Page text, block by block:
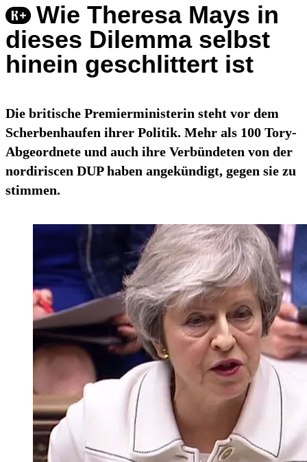
Wie Theresa Mays in
dieses Dilemma selbst
hinein geschlittert ist
Die britische Premierministerin steht vor dem
Scherbenhaufen ihrer Politik. Mehr als 100 Tory-
Abgeordnete und auch ihre Verbündeten von der
nordiriscen DUP haben angekündigt, gegen sie zu
stimmen.